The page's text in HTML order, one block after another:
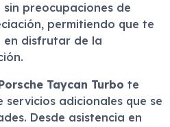
preocupaciones de
permitiendo que te
en disfrutar de la
Taycan Turbo te
adicionales que se
Desde asistencia en